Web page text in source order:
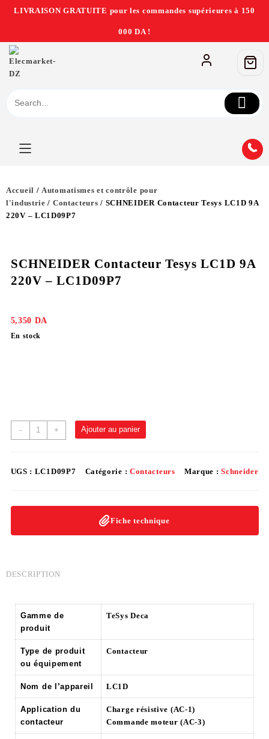
LIVRAISON GRATUITE pour les commandes supérieures à 150
000 DA !
Accueil / Automatismes et contrôle pour
l'industrie / Contacteurs / SCHNEIDER Contacteur Tesys LC1D 9A
220V – LC1D09P7
SCHNEIDER Contacteur Tesys LC1D 9A
220V – LC1D09P7
5,350 DA
En stock
- + Ajouter au panier
UGS : LC1D09P7 Catégorie : Contacteurs Marque :Schneider
Fiche technique
DESCRIPTION
Gamme de
produit
TeSys Deca
Type de produit
ou équipement
Contacteur
Nom de l’appareil LC1D
Application du
contacteur
Charge résistive (AC-1)
Commande moteur (AC-3)